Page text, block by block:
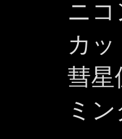
ニコ
カ
彗星
ミ